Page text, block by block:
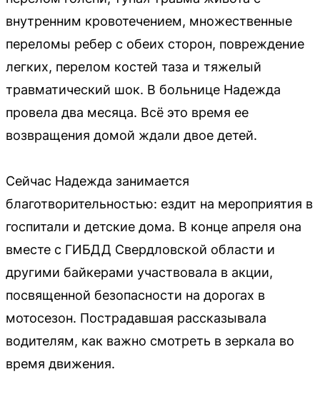
внутренним кровотечением, множественные
переломы ребер с обеих сторон, повреждение
легких, перелом костей таза и тяжелый
травматический шок. В больнице Надежда
провела два месяца. Всё это время ее
возвращения домой ждали двое детей.
Сейчас Надежда занимается
благотворительностью: ездит на мероприятия в
госпитали и детские дома. В конце апреля она
вместе с ГИБДД Свердловской области и
другими байкерами участвовала в акции,
посвященной безопасности на дорогах в
мотосезон. Пострадавшая рассказывала
водителям, как важно смотреть в зеркала во
время движения.